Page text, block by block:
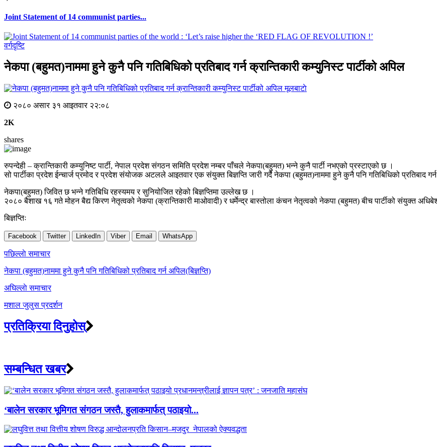
Joint Statement of 14 communist parties...
वर्गदृष्टि
नेकपा (बहुमत)नाममा हुने कुनै पनि गतिबिधिको प्रतिबाद गर्न क्रान्तिकारी कम्युनिस्ट पार्टीको अपिल
मूलबाटाे
२०८० असार ३१ आइतवार २२:०८
2K
shares
रुपन्देही – क्रान्तिकारी कम्युनिष्ट पार्टी, नेपाल प्रदेश संगठन समिति प्रदेश नम्बर पाँचले नेकपा(बहुमत) भन्ने कुनै पार्टी नभएको प्रस्टाएको छ ।
सो पार्टीका प्रदेश ईन्चार्ज प्रमोद र प्रदेश संयोजक अटलले आइतवार एक संयुक्त बिज्ञप्ति जारी गर्दै नेकपा (बहुमत)नाममा हुने कुनै पनि गतिबिधिको प्रतिबाद
नेकपा(बहुमत) जिवित छ भन्ने गतिबिधि रहस्यमय र सुनियोजित रहेको बिज्ञप्तिमा उल्लेख छ ।
२०८० बैशाख १६ गते मोहन बैद्य किरण नेतृत्वको नेकपा (क्रान्तिकारी माओवादी) र धर्मेन्द्र बास्तोला कंचन नेतृत्वको नेकपा (बहुमत) बीच पार्टीको संयुक्त
बिज्ञप्तिः
Facebook Twitter LinkedIn Viber Email WhatsApp
Post
navigation
पछिल्लाे समाचार
नेकपा (बहुमत)नाममा हुने कुनै पनि गतिबिधिको प्रतिबाद गर्न अपिल(बिज्ञप्ति)
अघिल्लाे समाचार
मशाल जुलुस प्रदर्शन
प्रतिक्रिया दिनुहोस्
सम्बन्धित खबर
‘बालेन सरकार भूमिगत संगठन जस्तै, हुलाकमार्फत् पठाइयो...